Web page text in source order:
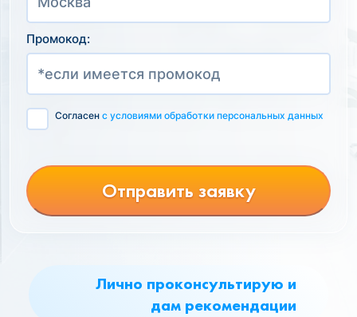
Лично проконсультирую и
дам рекомендации
Промокод:
Согласен с условиями обработки персональных данных
Отправить заявку